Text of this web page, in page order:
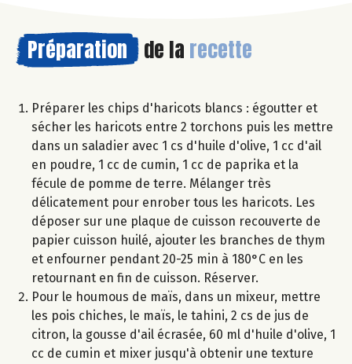
Préparation de la recette
Préparer les chips d'haricots blancs : égoutter et
sécher les haricots entre 2 torchons puis les mettre
dans un saladier avec 1 cs d'huile d'olive, 1 cc d'ail
en poudre, 1 cc de cumin, 1 cc de paprika et la
fécule de pomme de terre. Mélanger très
délicatement pour enrober tous les haricots. Les
déposer sur une plaque de cuisson recouverte de
papier cuisson huilé, ajouter les branches de thym
et enfourner pendant 20-25 min à 180°C en les
retournant en fin de cuisson. Réserver.
Pour le houmous de maïs, dans un mixeur, mettre
les pois chiches, le maïs, le tahini, 2 cs de jus de
citron, la gousse d'ail écrasée, 60 ml d'huile d'olive, 1
cc de cumin et mixer jusqu'à obtenir une texture